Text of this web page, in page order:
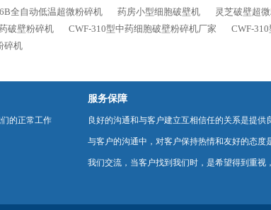
全自动低温超微粉碎机 药房小型细胞破壁机 灵芝破壁超
破壁粉碎机
CWF-310型中药细胞破壁粉碎机厂家 CWF-
碎机
的正常工作
服务保障
良好的沟通和与客户建立互相信任的关系是提供
与客户的沟通中，对客户保持热情和友好的态度
我们交流，当客户找到我们时，是希望得到重视